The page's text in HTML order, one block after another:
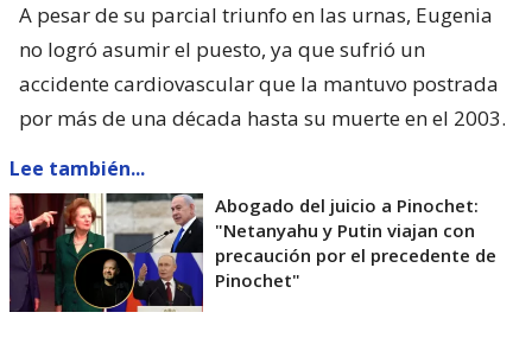
A pesar de su parcial triunfo en las urnas, Eugenia
no logró asumir el puesto, ya que sufrió un
accidente cardiovascular que la mantuvo postrada
por más de una década hasta su muerte en el 2003.
Lee también...
Abogado del juicio a Pinochet:
"Netanyahu y Putin viajan con
precaución por el precedente de
Pinochet"